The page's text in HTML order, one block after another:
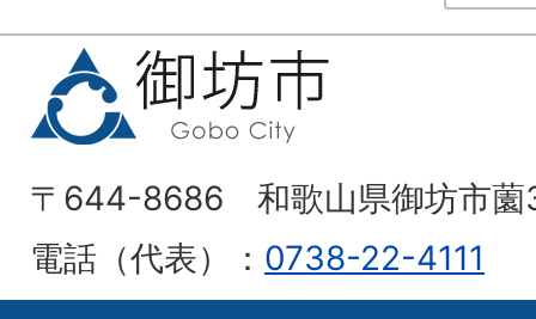
〒644-8686 和歌山県御坊市薗
電話（代表）： 0738-22-4111